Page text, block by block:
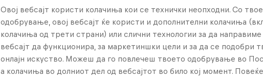
Овој вебсајт користи колачиња кои се технички неопходни. Со твое
одобрување, овој вебсајт ќе користи и дополнителни колачиња
колачиња од трети страни) или слични технологии за да
вебсајт да функционира, за маркетиншки цели и за да се подобри
онлајн искуство. Можеш да го повлечеш твоето одобрување во
а колачиња во долниот дел од вебсајтот во било кој момент. Повеќе